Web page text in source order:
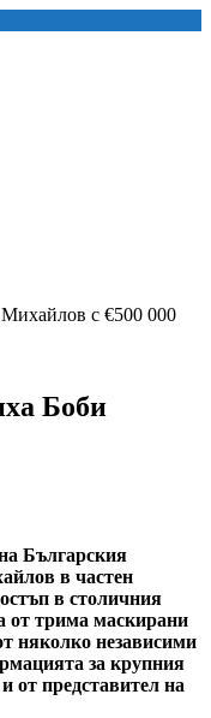
с €500 000
Боби
Българския
в частен
в столичния
от трима маскирани
няколко независими
за крупния
от представител на